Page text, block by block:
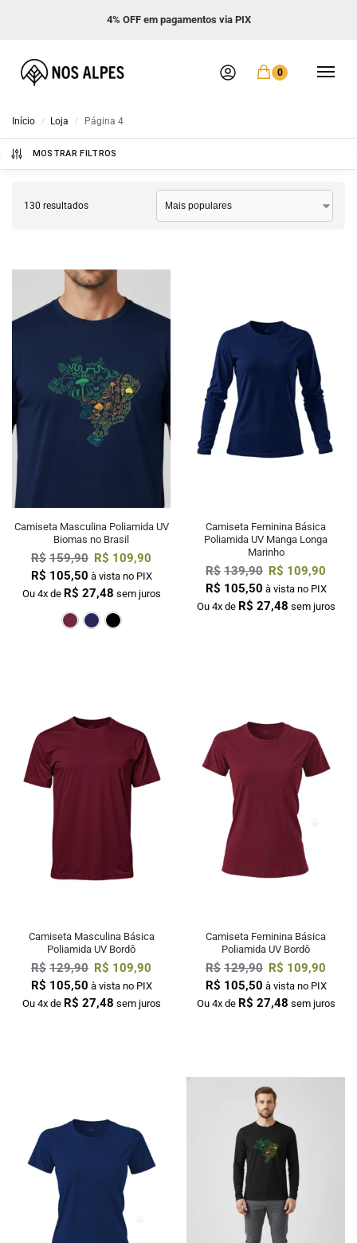
Frete GRÁTIS acima de R$ 299
0
Início / Loja / Página 4
MOSTRAR FILTROS
130 resultados
Camiseta Masculina Poliamida UV
Biomas no Brasil
R$ 159,90 R$ 109,90
R$ 105,50 à vista no PIX
Ou 4x de R$ 27,48 sem juros
Camiseta Feminina Básica
Poliamida UV Manga Longa
Marinho
R$ 139,90 R$ 109,90
R$ 105,50 à vista no PIX
Ou 4x de R$ 27,48 sem juros
Camiseta Masculina Básica
Poliamida UV Bordô
R$ 129,90 R$ 109,90
R$ 105,50 à vista no PIX
Ou 4x de R$ 27,48 sem juros
Camiseta Feminina Básica
Poliamida UV Bordô
R$ 129,90 R$ 109,90
R$ 105,50 à vista no PIX
Ou 4x de R$ 27,48 sem juros